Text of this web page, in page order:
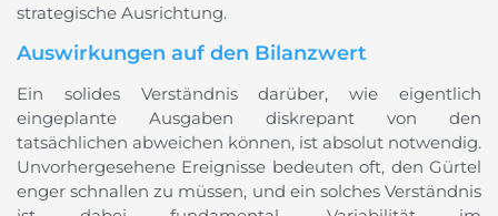
strategische Ausrichtung.
Auswirkungen auf den Bilanzwert
Ein solides Verständnis darüber, wie eigentlich
eingeplante Ausgaben diskrepant von den
tatsächlichen abweichen können, ist absolut notwendig.
Unvorhergesehene Ereignisse bedeuten oft, den Gürtel
enger schnallen zu müssen, und ein solches Verständnis